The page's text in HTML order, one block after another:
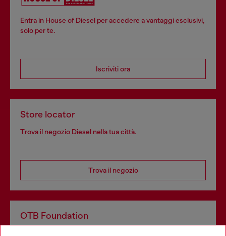
Entra in House of Diesel per accedere a vantaggi esclusivi,
solo per te.
Iscriviti ora
Store locator
Trova il negozio Diesel nella tua città.
Trova il negozio
OTB Foundation